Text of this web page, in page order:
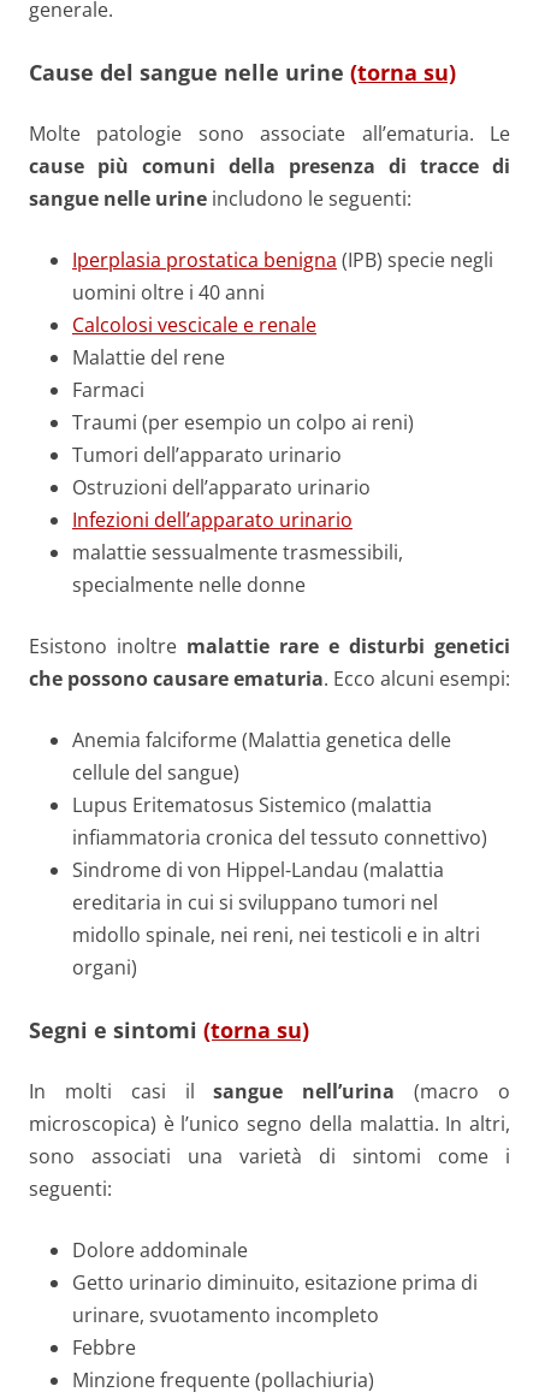
generale.
Cause del sangue nelle urine (torna su)
Molte patologie sono associate all’ematuria. Le
cause più comuni della presenza di tracce di
sangue nelle urine includono le seguenti:
Iperplasia prostatica benigna (IPB) specie negli
uomini oltre i 40 anni
Calcolosi vescicale e renale
Malattie del rene
Farmaci
Traumi (per esempio un colpo ai reni)
Tumori dell’apparato urinario
Ostruzioni dell’apparato urinario
Infezioni dell’apparato urinario
malattie sessualmente trasmessibili,
specialmente nelle donne
Esistono inoltre malattie rare e disturbi genetici
che possono causare ematuria. Ecco alcuni esempi:
Anemia falciforme (Malattia genetica delle
cellule del sangue)
Lupus Eritematosus Sistemico (malattia
infiammatoria cronica del tessuto connettivo)
Sindrome di von Hippel-Landau (malattia
ereditaria in cui si sviluppano tumori nel
midollo spinale, nei reni, nei testicoli e in altri
organi)
Segni e sintomi (torna su)
In molti casi ilsangue nell’urina (macro o
microscopica) è l’unico segno della malattia. In altri,
sono associati una varietà di sintomi come i
seguenti:
Dolore addominale
Getto urinario diminuito, esitazione prima di
urinare, svuotamento incompleto
Febbre
Minzione frequente (pollachiuria)